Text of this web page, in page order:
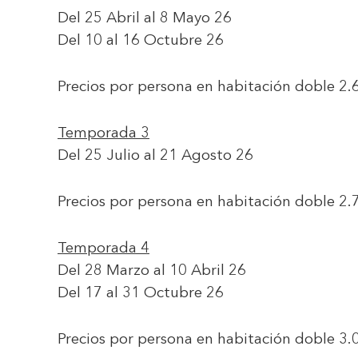
Del 25 Abril al 8 Mayo 26
Del 10 al 16 Octubre 26
Precios por persona en habitación doble
Temporada 3
Del 25 Julio al 21 Agosto 26
Precios por persona en habitación doble
Temporada 4
Del 28 Marzo al 10 Abril 26
Del 17 al 31 Octubre 26
Precios por persona en habitación doble